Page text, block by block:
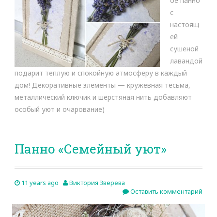
a
с
настоящ
ей
сушеной
лавандой
подарит теплую и спокойную атмосферу в каждый
дом! Декоративные элементы — кружевная тесьма,
металлический ключик и шерстяная нить добавляют
особый уют и очарование)
Панно «Семейный уют»
11 years ago
Виктория Зверева
Оставить комментарий